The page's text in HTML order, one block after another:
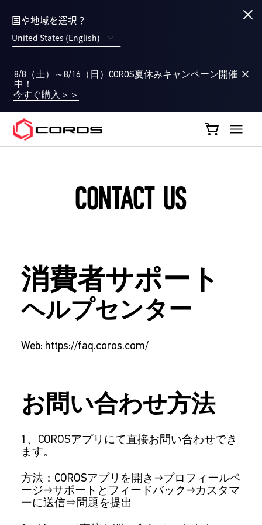
国や地域を選択？
United States (English)
8/8（土）～8/16（日）COROS夏休みキャンペーン開催
中！
今すぐ購入＞＞
COROS JP
CONTACT US
消費者サポート
ヘルプセンター
Web: https://faq.coros.com/
お問い合わせ方法
1、COROSアプリにて直接お問い合わせでき
ます。
方法：COROSアプリを開き→プロフィールペ
ージ→サポートとフィードバック→カスタマ
ーに送信⇒問題を提出